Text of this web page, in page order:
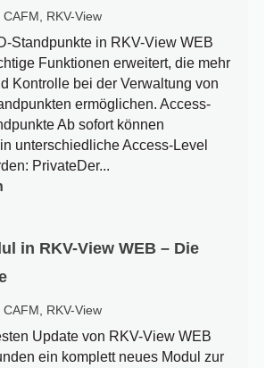
CAFM RKV-View
Standpunkte in RKV-View WEB
Funktionen erweitert, die mehr
Kontrolle bei der Verwaltung von
ermöglichen. Access-
Ab sofort können
unterschiedliche Access-Level
PrivateDer...
in RKV-View WEB – Die
CAFM RKV-View
Update von RKV-View WEB
ein komplett neues Modul zur